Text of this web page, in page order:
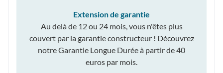
Extension de garantie
Au delà de 12 ou 24 mois, vous n'êtes plus
couvert par la garantie constructeur ! Découvrez
notre Garantie Longue Durée à partir de 40
euros par mois.